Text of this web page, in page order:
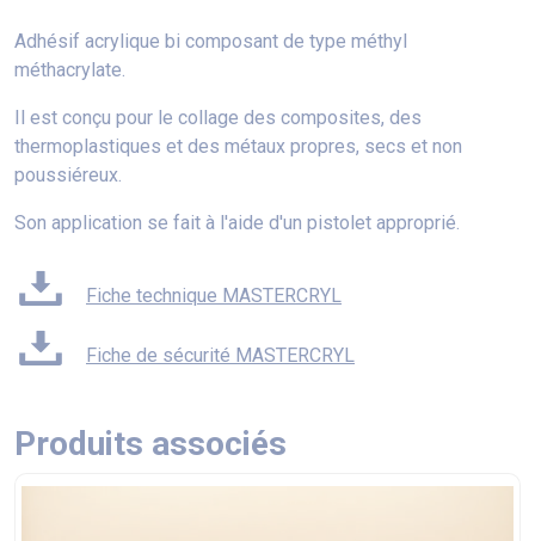
Adhésif acrylique bi composant de type méthyl
méthacrylate.
Il est conçu pour le collage des composites, des
thermoplastiques et des métaux propres, secs et non
poussiéreux.
Son application se fait à l'aide d'un pistolet approprié.
Fiche technique MASTERCRYL
Fiche de sécurité MASTERCRYL
Produits associés